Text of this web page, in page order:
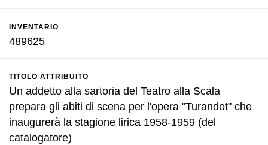
INVENTARIO
489625
TITOLO ATTRIBUITO
Un addetto alla sartoria del Teatro alla Scala
prepara gli abiti di scena per l'opera "Turandot" che
inaugurerà la stagione lirica 1958-1959 (del
catalogatore)